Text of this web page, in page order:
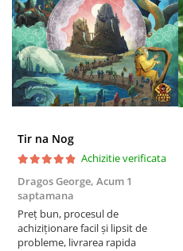
Puzzle 260 piese
Puzzle 4000 piese
Puzzle 500 piese
4D Cityscape Time Puzzle
Puzzle 180 piese
Puzzle 12 piese
Educative
Puzzle 300 piese
Puzzle
Puzzle 70 piese
Tir na Nog
Achizitie verificata
Dragos George, Acum 1
saptamana
Preț bun, procesul de
achiziționare facil și lipsit de
probleme, livrarea rapida